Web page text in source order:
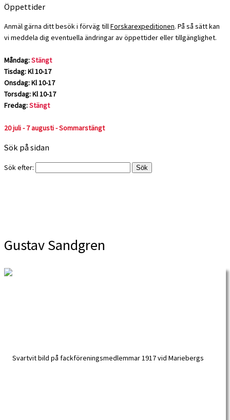
Öppettider
Anmäl gärna ditt besök i förväg tillForskarexpeditionen. På så sätt kan
vi meddela dig eventuella ändringar av öppettider eller tillgänglighet.
Måndag:Stängt
Tisdag: Kl 10-17
Onsdag: Kl 10-17
Torsdag: Kl 10-17
Fredag:Stängt
20 juli - 7 augusti - Sommarstängt
Sök på sidan
Sök efter:
Gustav Sandgren